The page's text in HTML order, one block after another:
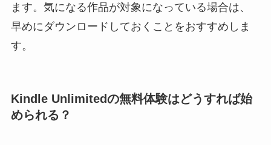
ます。気になる作品が対象になっている場合は、
早めにダウンロードしておくことをおすすめしま
す。
Kindle Unlimitedの無料体験はどうすれば始
められる？